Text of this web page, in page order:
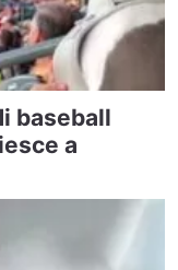
baseball
a